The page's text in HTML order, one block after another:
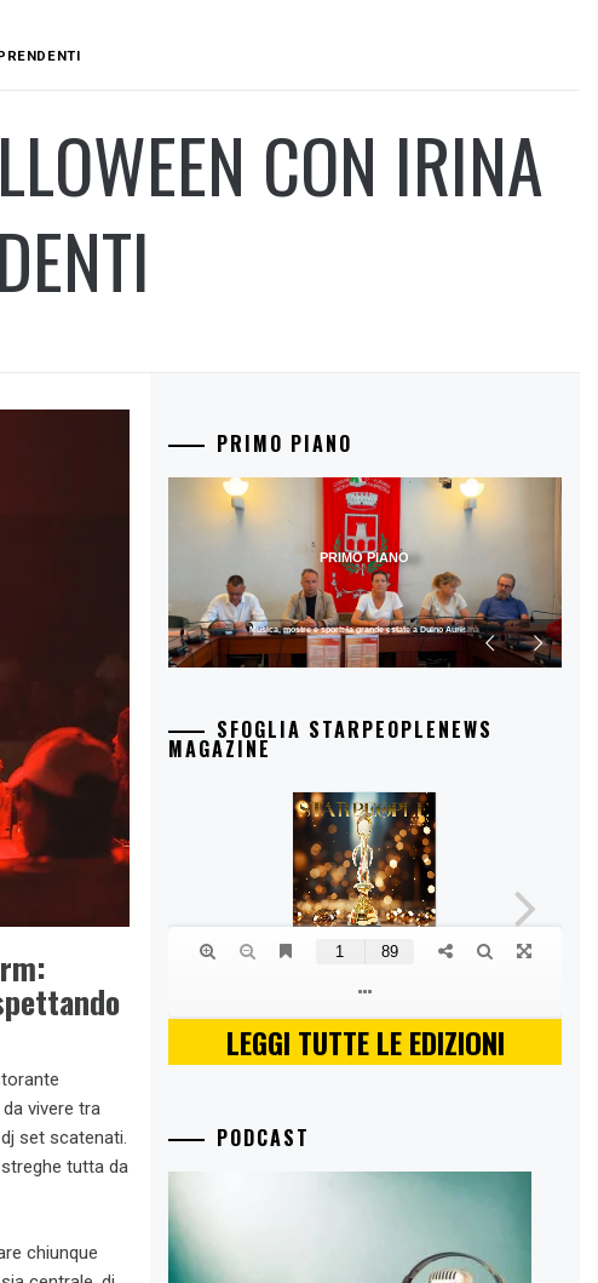
CON IRINA
vivere tra
set scatenati.
tutta da
chiunque
PRIMO PIANO
Musica, mostre e sport: la grande estate a Duino Aurisina
PRIMO PIANO
SFOGLIA STARPEOPLENEWS
MAGAZINE
LEGGI TUTTE LE EDIZIONI
PODCAST